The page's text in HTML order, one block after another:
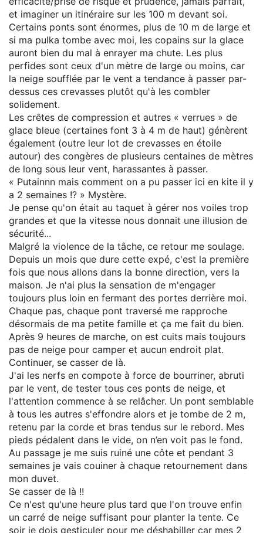
et imaginer un itinéraire sur les 100 m devant soi.
Certains ponts sont énormes, plus de 10 m de large et
si ma pulka tombe avec moi, les copains sur la glace
auront bien du mal à enrayer ma chute. Les plus
perfides sont ceux d'un mètre de large ou moins, car
la neige soufflée par le vent a tendance à passer par-
dessus ces crevasses plutôt qu'à les combler
solidement.
Les crêtes de compression et autres « verrues » de
glace bleue (certaines font 3 à 4 m de haut) génèrent
également (outre leur lot de crevasses en étoile
autour) des congères de plusieurs centaines de mètres
de long sous leur vent, harassantes à passer.
« Putainnn mais comment on a pu passer ici en kite il y
a 2 semaines !? » Mystère.
Je pense qu'on était au taquet à gérer nos voiles trop
grandes et que la vitesse nous donnait une illusion de
sécurité...
Malgré la violence de la tâche, ce retour me soulage.
Depuis un mois que dure cette expé, c'est la première
fois que nous allons dans la bonne direction, vers la
maison. Je n'ai plus la sensation de m'engager
toujours plus loin en fermant des portes derrière moi.
Chaque pas, chaque pont traversé me rapproche
désormais de ma petite famille et ça me fait du bien.
Après 9 heures de marche, on est cuits mais toujours
pas de neige pour camper et aucun endroit plat.
Continuer, se casser de là.
J'ai les nerfs en compote à force de bourriner, abruti
par le vent, de tester tous ces ponts de neige, et
l'attention commence à se relâcher. Un pont semblable
à tous les autres s'effondre alors et je tombe de 2 m,
retenu par la corde et bras tendus sur le rebord. Mes
pieds pédalent dans le vide, on n’en voit pas le fond.
Au passage je me suis ruiné une côte et pendant 3
semaines je vais couiner à chaque retournement dans
mon duvet.
Se casser de là !!
Ce n'est qu'une heure plus tard que l'on trouve enfin
un carré de neige suffisant pour planter la tente. Ce
soir je dois gesticuler pour me déshabiller car mes 2